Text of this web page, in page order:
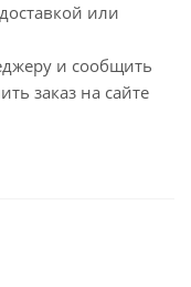
или
и сообщить
заказ на сайте